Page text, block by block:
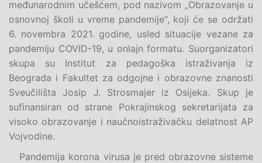
međunarodnim učešćem, pod nazivom „Obrazovanje u
osnovnoj školi u vreme pandemije“, koji će se održati
6. novembra 2021. godine, usled situacije vezane za
pandemiju COVID-19, u onlajn formatu. Suorganizatori
skupa su Institut za pedagoška istraživanja iz
Beograda i Fakultet za odgojne i obrazovne znanosti
Sveučilišta Josip J. Strosmajer iz Osijeka. Skup je
sufinansiran od strane Pokrajinskog sekretarijata za
visoko obrazovanje i naučnoistraživačku delatnost AP
Vojvodine.
Pandemija korona virusa je pred obrazovne sisteme